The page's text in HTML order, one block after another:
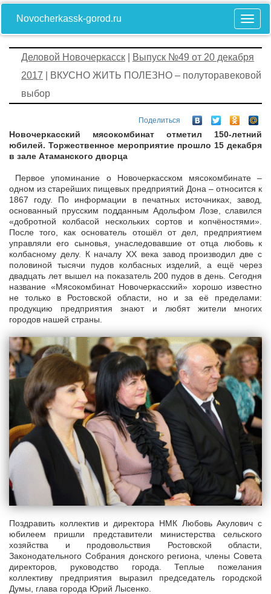
Novocherkassk-gorod.ru
Деловой Новочеркасск
Выпуск №49 от 20 декабря
2017 | ВКУСНО ЖИТЬ ПОЛЕЗНО – полуторавековой
выбор
Поделиться
Новочеркасский мясокомбинат отметил 150-летний
юбилей. Торжественное мероприятие прошло 15 декабря
в зале Атаманского дворца
Первое упоминание о Новочеркасском мясокомбинате –
одном из старейших пищевых предприятий Дона – относится к
1867 году. По информации в печатных источниках, завод,
основанный прусским подданным Адольфом Лозе, славился
«добротной колбасой нескольких сортов и копчёностями».
После того, как основатель отошёл от дел, предприятием
управляли его сыновья, унаследовавшие от отца любовь к
колбасному делу. К началу ХХ века завод производил две с
половиной тысячи пудов колбасных изделий, а ещё через
двадцать лет вышел на показатель 200 пудов в день. Сегодня
название «Мясокомбинат Новочеркасский» хорошо известно
не только в Ростовской области, но и за её пределами:
продукцию предприятия знают и любят жители многих
городов нашей страны.
Поздравить коллектив и директора НМК Любовь Акулович с
юбилеем пришли представители министерства сельского
хозяйства и продовольствия Ростовской области,
Законодательного Собрания донского региона, члены Совета
директоров, руководство города. Теплые пожелания
коллективу предприятия выразил председатель городской
Думы, глава города Юрий Лысенко.